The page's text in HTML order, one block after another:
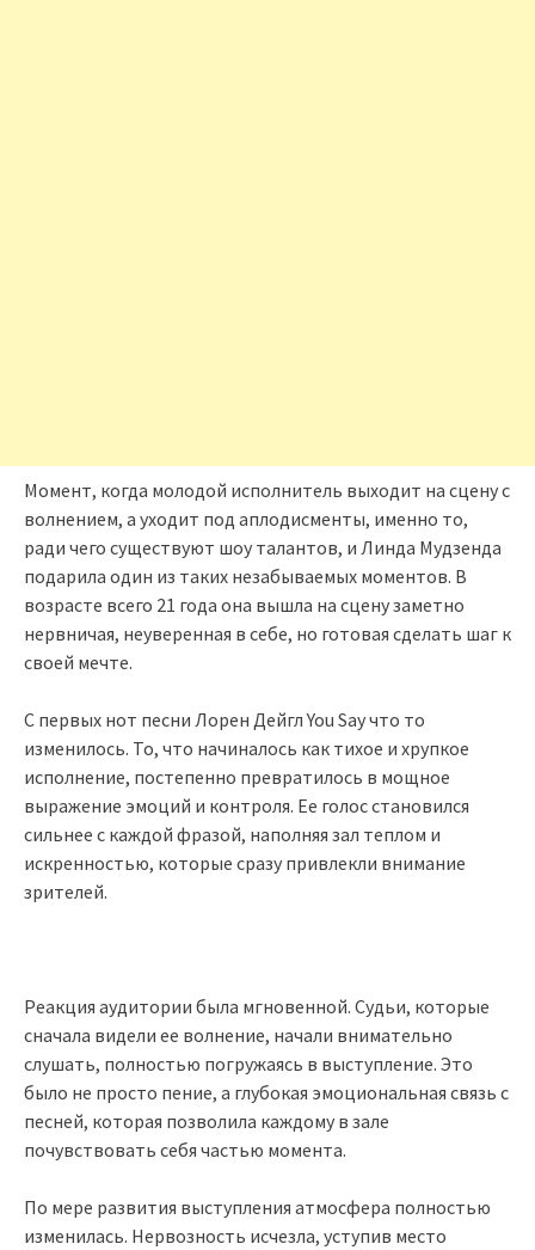
Момент, когда молодой исполнитель выходит на сцену с
волнением, а уходит под аплодисменты, именно то,
ради чего существуют шоу талантов, и Линда Мудзенда
подарила один из таких незабываемых моментов. В
возрасте всего 21 года она вышла на сцену заметно
нервничая, неуверенная в себе, но готовая сделать шаг к
своей мечте.
С первых нот песни Лорен Дейгл You Say что то
изменилось. То, что начиналось как тихое и хрупкое
исполнение, постепенно превратилось в мощное
выражение эмоций и контроля. Ее голос становился
сильнее с каждой фразой, наполняя зал теплом и
искренностью, которые сразу привлекли внимание
зрителей.
Реакция аудитории была мгновенной. Судьи, которые
сначала видели ее волнение, начали внимательно
слушать, полностью погружаясь в выступление. Это
было не просто пение, а глубокая эмоциональная связь с
песней, которая позволила каждому в зале
почувствовать себя частью момента.
По мере развития выступления атмосфера полностью
изменилась. Нервозность исчезла, уступив место